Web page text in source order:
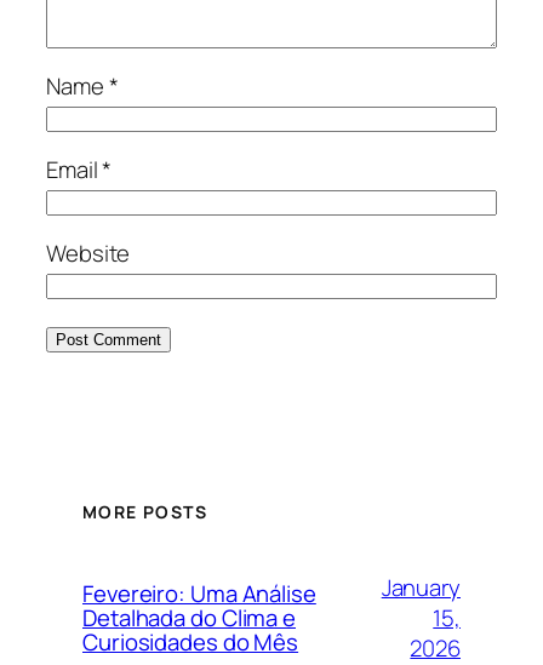
Name*
Email*
Website
MORE POSTS
Fevereiro: Uma Análise
Detalhada do Clima e
Curiosidades do Mês
January
15,
2026